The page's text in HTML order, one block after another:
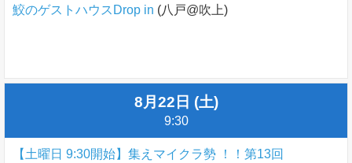
鮫のゲストハウスDrop in (八戸@吹上)
8月22日 (土)
9:30
【土曜日 9:30開始】集えマイクラ勢 ！！第13回